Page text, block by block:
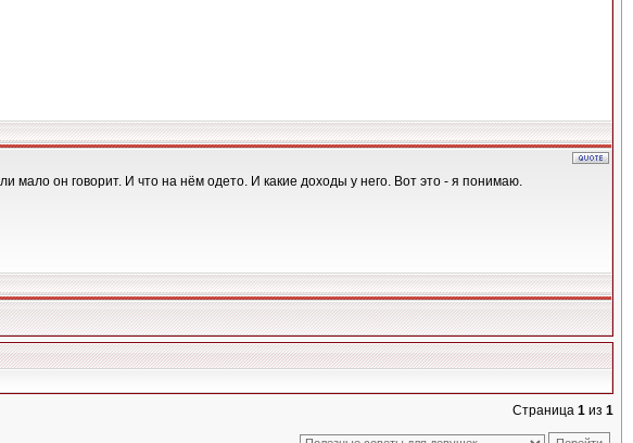
мало он говорит. И что на нём одето. И какие доходы у него. Вот это - я понимаю.
Страница 1 из 1